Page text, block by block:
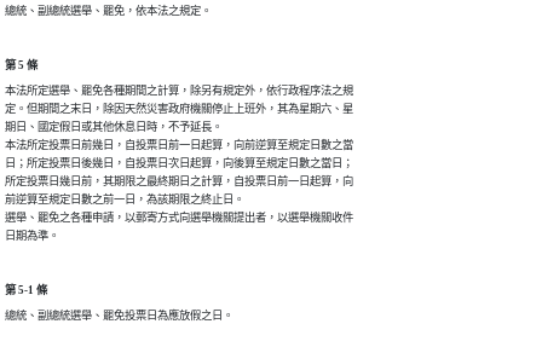
總統、副總統選舉、罷免，依本法之規定。
第 5 條
本法所定選舉、罷免各種期間之計算，除另有規定外，依行政程序法之規
定。但期間之末日，除因天然災害政府機關停止上班外，其為星期六、星
期日、國定假日或其他休息日時，不予延長。
本法所定投票日前幾日，自投票日前一日起算，向前逆算至規定日數之當
日；所定投票日後幾日，自投票日次日起算，向後算至規定日數之當日；
所定投票日幾日前，其期限之最終期日之計算，自投票日前一日起算，向
前逆算至規定日數之前一日，為該期限之終止日。
選舉、罷免之各種申請，以郵寄方式向選舉機關提出者，以選舉機關收件
日期為準。
第 5-1 條
總統、副總統選舉、罷免投票日為應放假之日。